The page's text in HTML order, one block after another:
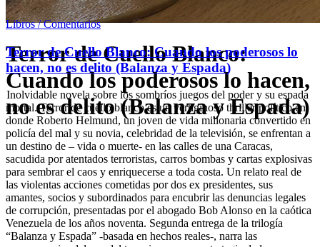
Terror de Cuello Blanco:
Cuando los poderosos lo hacen,
no es delito (Balanza y Espada)
Libros / Comentarios
Terror de Cuello Blanco: Cuando los poderosos lo
hacen, no es delito (Balanza y Espada)
Inolvidable novela sobre los sombríos juegos del poder y su espada
mortal. Terror de cuello blanco es un vertiginoso thriller político en
donde Roberto Helmund, un joven de vida millonaria convertido en
policía del mal y su novia, celebridad de la televisión, se enfrentan a
un destino de – vida o muerte- en las calles de una Caracas,
sacudida por atentados terroristas, carros bombas y cartas explosivas
para sembrar el caos y enriquecerse a toda costa. Un relato real de
las violentas acciones cometidas por dos ex presidentes, sus
amantes, socios y subordinados para encubrir las denuncias legales
de corrupción, presentadas por el abogado Bob Alonso en la caótica
Venezuela de los años noventa. Segunda entrega de la trilogía
“Balanza y Espada” -basada en hechos reales-, narra las